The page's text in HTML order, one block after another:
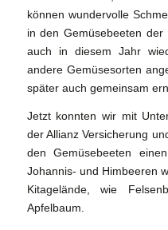
können wundervolle
in den Gemüsebeeten
auch in diesem Jahr
andere Gemüsesorten
später auch gemeinsam
Jetzt konnten wir mit
der Allianz Versicherung
den Gemüsebeeten
Johannis- und Himbeeren
Kitagelände, wie
Apfelbaum.